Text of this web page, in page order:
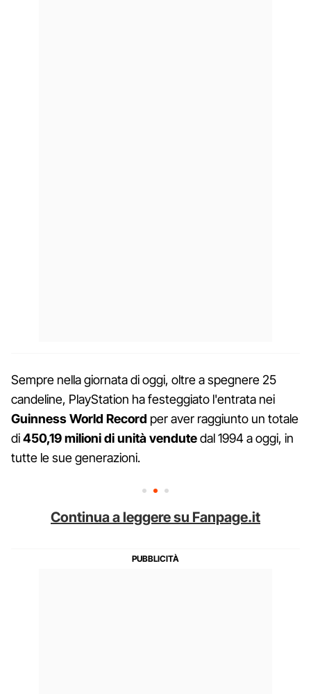
Sempre nella giornata di oggi, oltre a spegnere 25
candeline, PlayStation ha festeggiato l'entrata nei
Guinness World Record per aver raggiunto un totale
di450,19 milioni di unità vendutedal 1994 a oggi, in
tutte le sue generazioni.
Continua a leggere su Fanpage.it